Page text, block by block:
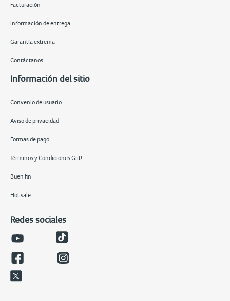
Facturación
Información de entrega
Garantía extrema
Contáctanos
Información del sitio
Convenio de usuario
Aviso de privacidad
Formas de pago
Términos y Condiciones Giit!
Buen fin
Hot sale
Redes sociales